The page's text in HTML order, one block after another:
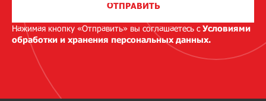
ОТПРАВИТЬ
Нажимая кнопку «Отправить» вы соглашаетесь сУсловиями
обработки и хранения персональных данных.